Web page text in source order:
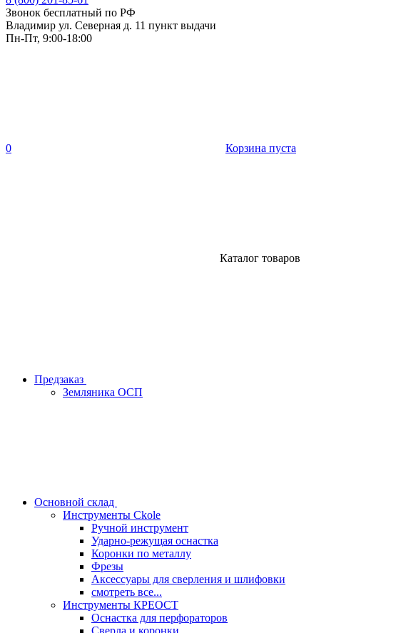
Звонок бесплатный по РФ
Владимир ул. Северная д. 11 пункт выдачи
Пн-Пт, 9:00-18:00
0 Корзина пуста
Каталог товаров
Предзаказ
Земляника ОСП
Основной склад
Инструменты Ckole
Ручной инструмент
Ударно‑режущая оснастка
Коронки по металлу
Фрезы
Аксессуары для сверления и шлифовки
смотреть все...
Инструменты КРЕОСТ
Оснастка для перфораторов
Сверла и коронки